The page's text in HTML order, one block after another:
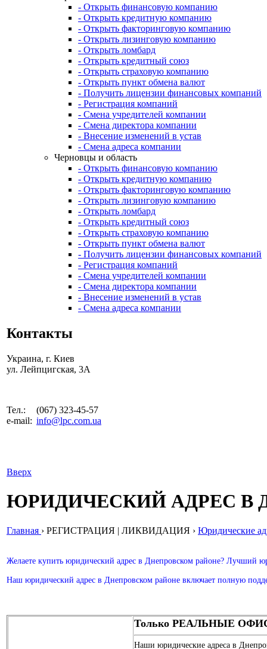
- Открыть финансовую компанию
- Открыть кредитную компанию
- Открыть факторинговую компанию
- Открыть лизинговую компанию
- Открыть ломбард
- Открыть кредитный союз
- Открыть страховую компанию
- Открыть пункт обмена валют
- Получить лицензии финансовых компаний
- Регистрация компаний
- Смена учредителей компании
- Смена директора компании
- Внесение изменений в устав
- Смена адреса компании
Черновцы и область
- Открыть финансовую компанию
- Открыть кредитную компанию
- Открыть факторинговую компанию
- Открыть лизинговую компанию
- Открыть ломбард
- Открыть кредитный союз
- Открыть страховую компанию
- Открыть пункт обмена валют
- Получить лицензии финансовых компаний
- Регистрация компаний
- Смена учредителей компании
- Смена директора компании
- Внесение изменений в устав
- Смена адреса компании
Контакты
Украина, г. Киев
ул. Лейпцигская, 3А
Тел.:
(067) 323-45-57
e-mail: info@lpc.com.ua
Вверх
ЮРИДИЧЕСКИЙ АДРЕС В
Главная › РЕГИСТРАЦИЯ | ЛИКВИДАЦИЯ › Юридические
Желаете купить юридический адрес в Днепровском районе? Лучший
Наш юридический адрес в Днепровском районе включает полную
Только РЕАЛЬНЫЕ
Наши юридические адреса в